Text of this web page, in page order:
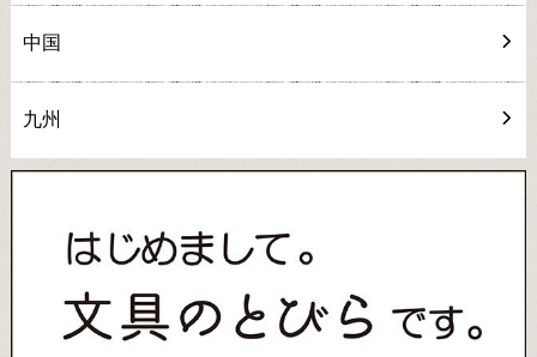
中国
九州